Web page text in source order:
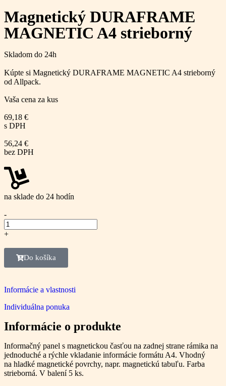
Magnetický DURAFRAME
MAGNETIC A4 strieborný
Skladom do 24h
Kúpte si Magnetický DURAFRAME MAGNETIC A4 strieborný
od Allpack.
Vaša cena za kus
69,18 €
s DPH
56,24 €
bez DPH
na sklade do 24 hodín
-
+
Do košíka
Informácie a vlastnosti
Individuálna ponuka
Informácie o produkte
Informačný panel s magnetickou časťou na zadnej strane rámika na
jednoduché a rýchle vkladanie informácie formátu A4. Vhodný
na hladké magnetické povrchy, napr. magnetickú tabuľu. Farba
strieborná. V balení 5 ks.